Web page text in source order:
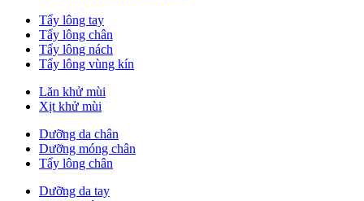
Tẩy lông tay
Tẩy lông chân
Tẩy lông nách
Tẩy lông vùng kín
Lăn khử mùi
Xịt khử mùi
Dưỡng da chân
Dưỡng móng chân
Tẩy lông chân
Dưỡng da tay